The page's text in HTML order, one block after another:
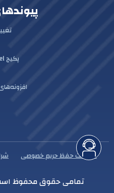
پکیج Laravel
سیاست حفظ حریم خصوصی
تمامی حقوق محفوظ